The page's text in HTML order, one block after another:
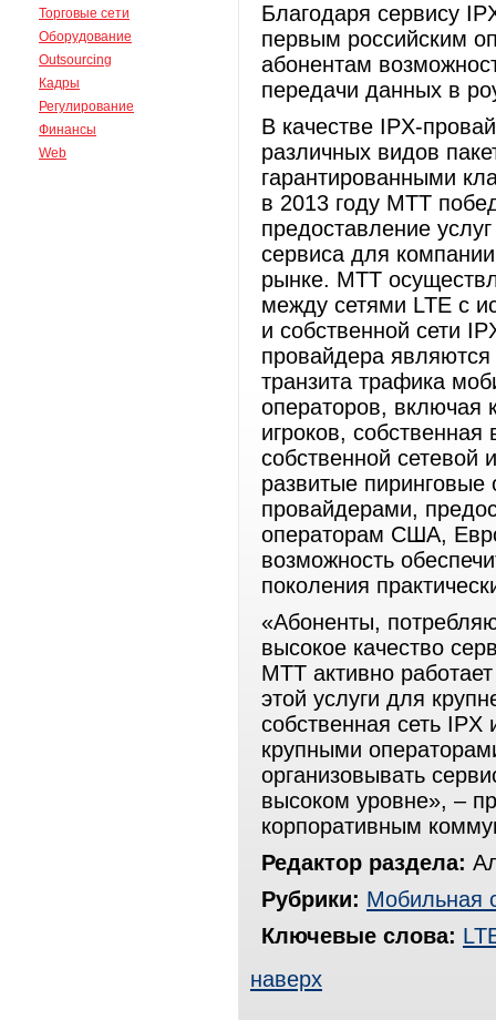
Торговые сети
Оборудование
Outsourcing
Кадры
Регулирование
Финансы
Web
Благодаря сервису
первым российским
абонентам
передачи данных в
В качестве IPХ-
различных видов
гарантированными
в 2013 году МТТ
предоставление
сервиса для
рынке. МТТ
между сетями LTE с
и собственной сети
провайдера
транзита трафика
операторов, включая
игроков,
собственной сетевой
развитые
провайдерами,
операторам США,
возможность
поколения
«Абоненты,
высокое качество
МТТ активно
этой услуги для
собственная сеть IPX
крупными
организовывать
высоком уровне», –
корпоративным
Редактор раздела:
Рубрики: Мобильная
Ключевые слова:
наверх